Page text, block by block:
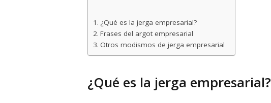
¿Qué es la jerga empresarial?
Frases del argot empresarial
Otros modismos de jerga empresarial
¿Qué es la jerga empresarial?